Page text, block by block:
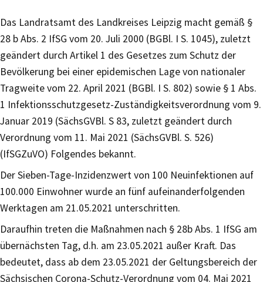
Das Landratsamt des Landkreises Leipzig macht gemäß §
28 b Abs. 2 IfSG vom 20. Juli 2000 (BGBl. I S. 1045), zuletzt
geändert durch Artikel 1 des Gesetzes zum Schutz der
Bevölkerung bei einer epidemischen Lage von nationaler
Tragweite vom 22. April 2021 (BGBl. I S. 802) sowie § 1 Abs.
1 Infektionsschutzgesetz-Zuständigkeitsverordnung vom 9.
Januar 2019 (SächsGVBl. S 83, zuletzt geändert durch
Verordnung vom 11. Mai 2021 (SächsGVBl. S. 526)
(IfSGZuVO) Folgendes bekannt.
Der Sieben-Tage-Inzidenzwert von 100 Neuinfektionen auf
100.000 Einwohner wurde an fünf aufeinanderfolgenden
Werktagen am 21.05.2021 unterschritten.
Daraufhin treten die Maßnahmen nach § 28b Abs. 1 IfSG am
übernächsten Tag, d.h. am 23.05.2021 außer Kraft. Das
bedeutet, dass ab dem 23.05.2021 der Geltungsbereich der
Sächsischen Corona-Schutz-Verordnung vom 04. Mai 2021